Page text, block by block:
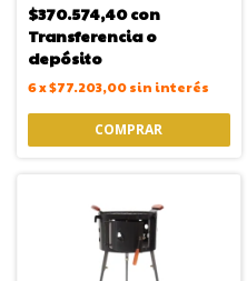
$370.574,40con
Transferencia o
depósito
6x$77.203,00sin interés